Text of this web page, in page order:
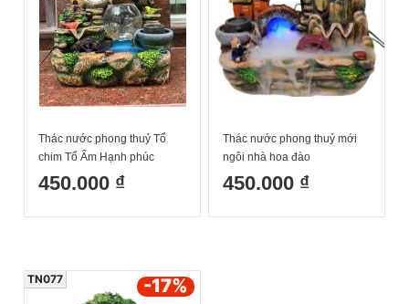
Thác nước phong thuỷ Tổ
chim Tổ Ấm Hạnh phúc
450.000 ₫
Thác nước phong thuỷ mới
ngôi nhà hoa đào
450.000 ₫
TN077 -17%